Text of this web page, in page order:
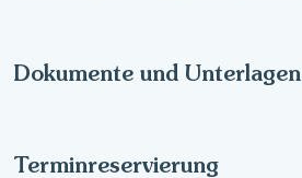
Dokumente und Unterlagen
Terminreservierung